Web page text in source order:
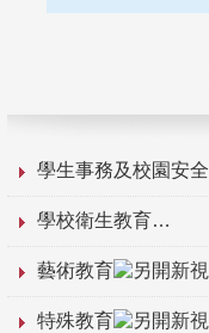
學生事務及校園安全
學校衛生教育
藝術教育
特殊教育